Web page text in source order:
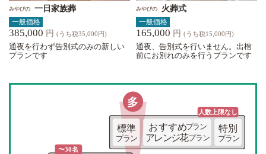
みやびの 一日家族葬
一般価格
385,000 円 (うち税35,000円)
通夜を行わず告別式のみの新しい
プランです
みやびの 火葬式
一般価格
165,000 円 (うち税15,000円)
通夜、告別式を行いません。出棺
前にお別れのみを行うプランです
特別
プラン
人数上限なし
多
〜30名
標準
プラン
おすすめプラン
アレンジ花プラン